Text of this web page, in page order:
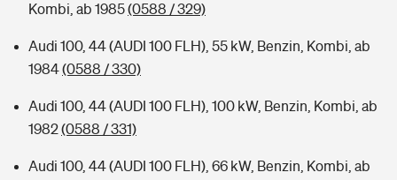
Kombi, ab 1985(0588 / 329)
Audi 100, 44 (AUDI 100 FLH), 55 kW, Benzin, Kombi, ab
1984(0588 / 330)
Audi 100, 44 (AUDI 100 FLH), 100 kW, Benzin, Kombi, ab
1982(0588 / 331)
Audi 100, 44 (AUDI 100 FLH), 66 kW, Benzin, Kombi, ab